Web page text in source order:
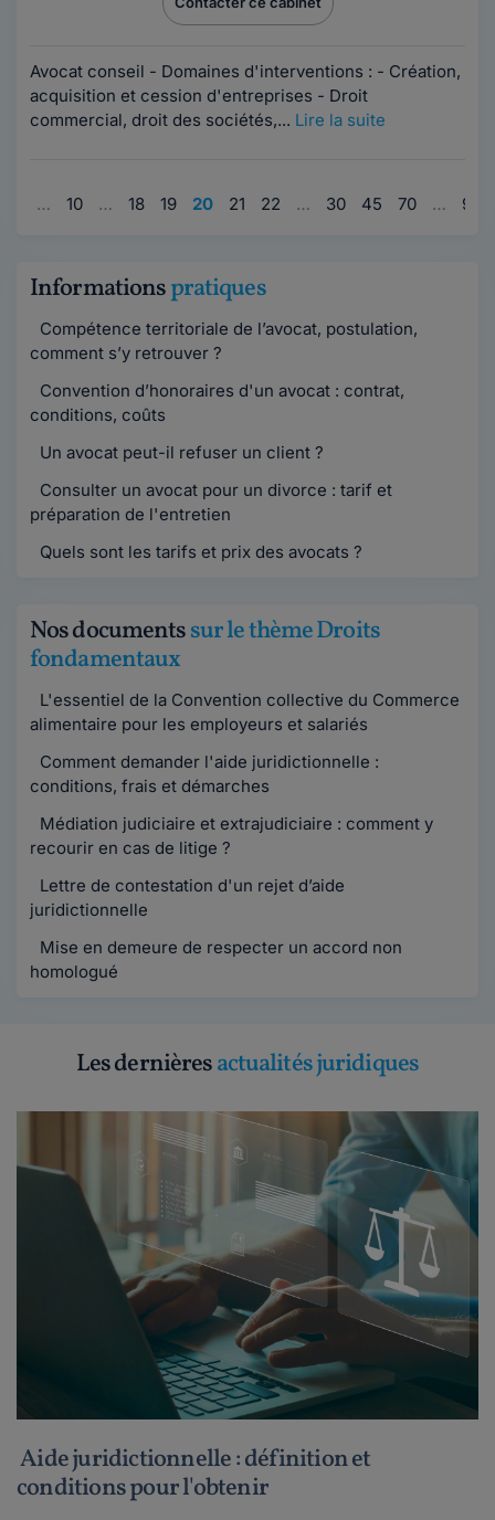
Avocat conseil - Domaines d'interventions : - Création,
acquisition et cession d'entreprises - Droit
commercial, droit des sociétés,... Lire la suite
… 10 … 18 19 20 21 22 … 30 45 70 … 96
Informationspratiques
Compétence territoriale de l’avocat, postulation,
comment s’y retrouver ?
Convention d’honoraires d'un avocat : contrat,
conditions, coûts
Un avocat peut-il refuser un client ?
Consulter un avocat pour un divorce : tarif et
préparation de l'entretien
Quels sont les tarifs et prix des avocats ?
Nos documentssur le thème Droits
fondamentaux
L'essentiel de la Convention collective du Commerce
alimentaire pour les employeurs et salariés
Comment demander l'aide juridictionnelle :
conditions, frais et démarches
Médiation judiciaire et extrajudiciaire : comment y
recourir en cas de litige ?
Lettre de contestation d'un rejet d’aide
juridictionnelle
Mise en demeure de respecter un accord non
homologué
Les dernièresactualités juridiques
Aide juridictionnelle : définition et
conditions pour l'obtenir